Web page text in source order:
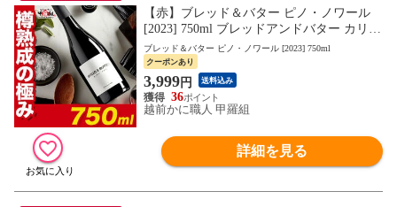
【赤】ブレッド＆バター ピノ・ノワール
[2023] 750ml ブレッドアンドバター カリフ
ォルニア 赤ワイン フルボディ Bread&Butte
r Pinot Noir 750ml bread & butter お中元 お
祝い プレゼント
ブレッド＆バター ピノ・ノワール [2023] 750ml
クーポンあり
3,999円 送料込み
36
越前かに職人 甲羅組
詳細を見る